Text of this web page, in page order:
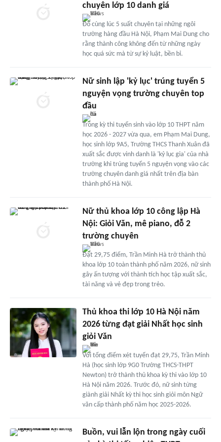
chuyên lớp 10 danh giá
Đỗ cùng lúc 5 suất chuyên tại những ngôi
trường hàng đầu Hà Nội, Phạm Mai Dung cho
rằng thành công không đến từ những ngày
học quá sức mà từ sự kỷ luật, bền bỉ.
Nữ sinh lập 'kỷ lục' trúng tuyển 5
nguyện vọng trường chuyên top
đầu
Trong kỳ thi tuyển sinh vào lớp 10 THPT năm
học 2026 - 2027 vừa qua, em Phạm Mai Dung,
học sinh lớp 9A5, Trường THCS Thanh Xuân đã
xuất sắc được vinh danh là 'kỷ lục gia' của nhà
trường khi trúng tuyển 5 nguyện vọng vào các
trường chuyên danh giá nhất trên địa bàn
thành phố Hà Nội.
Nữ thủ khoa lớp 10 công lập Hà
Nội: Giỏi Văn, mê piano, đỗ 2
trường chuyên
Đạt 29,75 điểm, Trần Minh Hà trở thành thủ
khoa lớp 10 toàn thành phố năm 2026, nữ sinh
gây ấn tượng với thành tích học tập xuất sắc,
tài năng và vẻ đẹp trong trẻo.
Thủ khoa thi lớp 10 Hà Nội năm
2026 từng đạt giải Nhất học sinh
giỏi Văn
Với tổng điểm xét tuyển đạt 29,75, Trần Minh
Hà (học sinh lớp 9G0 Trường THCS-THPT
Newton) trở thành thủ khoa kỳ thi vào lớp 10
Hà Nội năm 2026. Trước đó, nữ sinh từng
giành giải Nhất kỳ thi học sinh giỏi môn Ngữ
văn cấp thành phố năm học 2025-2026.
Buồn, vui lẫn lộn trong ngày cuối